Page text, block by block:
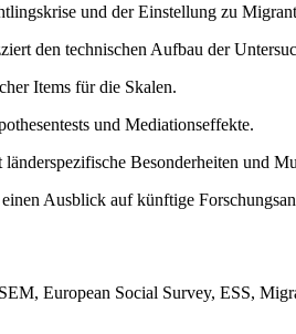
und der Einstellung zu
den technischen Aufbau der
Items für die Skalen.
und Mediationseffekte.
Besonderheiten und
Ausblick auf künftige
European Social Survey, ESS,